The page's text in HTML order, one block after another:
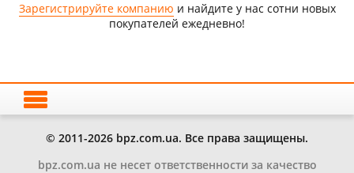
Зарегистрируйте компанию и найдите у нас сотни новых
покупателей ежедневно!
© 2011-2026 bpz.com.ua. Все права защищены.
bpz.com.ua не несет ответственности за качество